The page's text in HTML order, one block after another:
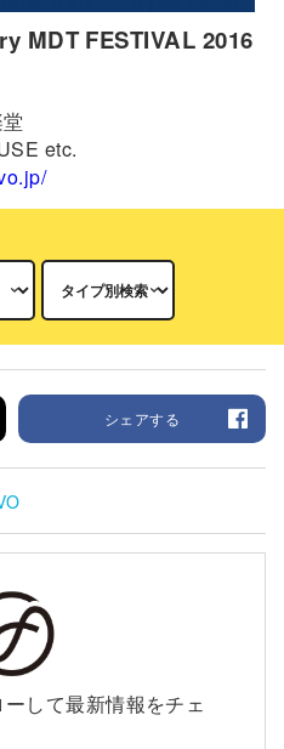
MDT FESTIVAL 2016
etc.
シェアする
して最新情報をチェ